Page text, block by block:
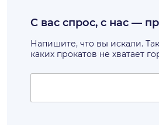
С вас спрос, с нас —
Напишите, что вы искали.
каких прокатов не хватает